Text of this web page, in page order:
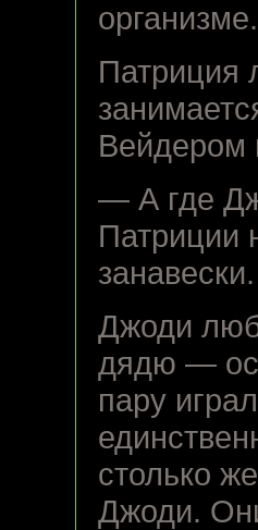
организме.
Патриция
Вейдером
— А где
Патриции
Джоди
дядю —
пару
столько
Джоди.